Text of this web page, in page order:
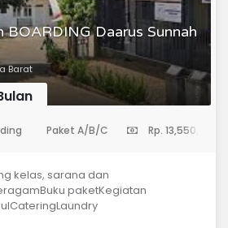
Daarus Sunnah
Barat
Paket A/B/C Rp. 13,550,000
kelas, sarana dan
paketKegiatan
B TahfizhMemiliki ijazah